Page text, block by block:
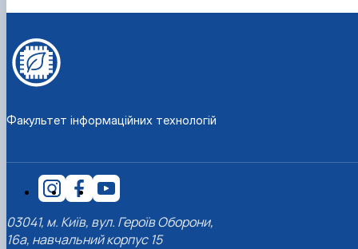
Факультет інформаційних технологій
03041, м. Київ, вул. Героїв Оборони,
16а, навчальний корпус 15